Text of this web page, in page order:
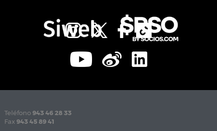
Teléfono 943 46 28 33
Fax 943 45 89 41